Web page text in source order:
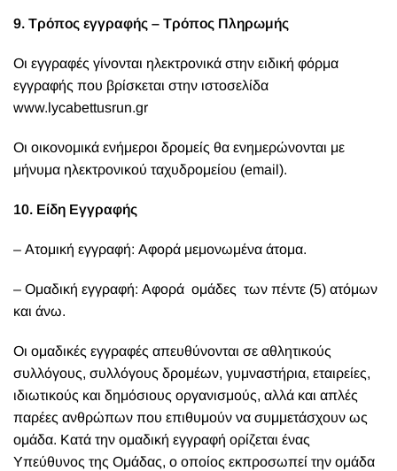
9. Τρόπος εγγραφής – Τρόπος Πληρωμής
Οι εγγραφές γίνονται ηλεκτρονικά στην ειδική φόρμα
εγγραφής που βρίσκεται στην ιστοσελίδα
www.lycabettusrun.gr
Οι οικονομικά ενήμεροι δρομείς θα ενημερώνονται με
μήνυμα ηλεκτρονικού ταχυδρομείου (email).
10. Είδη Εγγραφής
– Ατομική εγγραφή: Αφορά μεμονωμένα άτομα.
– Ομαδική εγγραφή: Αφορά ομάδες των πέντε (5) ατόμων
και άνω.
Οι ομαδικές εγγραφές απευθύνονται σε αθλητικούς
συλλόγους, συλλόγους δρομέων, γυμναστήρια, εταιρείες,
ιδιωτικούς και δημόσιους οργανισμούς, αλλά και απλές
παρέες ανθρώπων που επιθυμούν να συμμετάσχουν ως
ομάδα. Κατά την ομαδική εγγραφή ορίζεται ένας
Υπεύθυνος της Ομάδας, ο οποίος εκπροσωπεί την ομάδα